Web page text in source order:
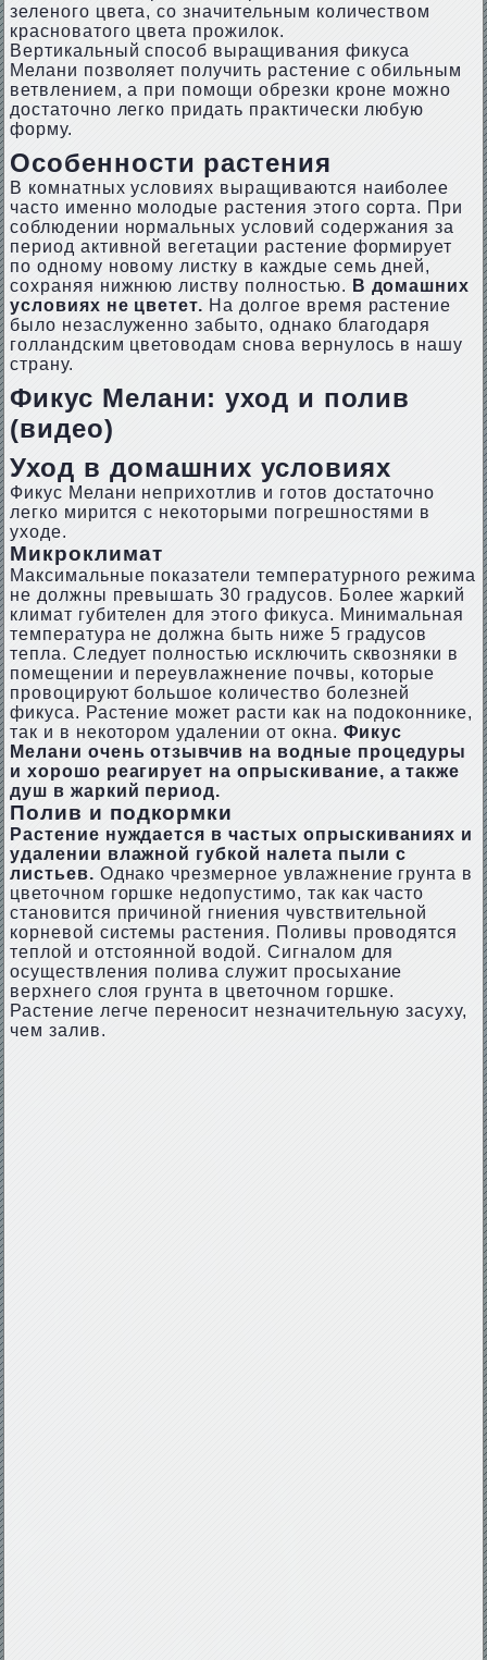
зеленого цвета, со значительным количеством
красноватого цвета прожилок.
Вертикальный способ выращивания фикуса
Мелани позволяет получить растение с обильным
ветвлением, а при помощи обрезки кроне можно
достаточно легко придать практически любую
форму.
Особенности растения
В комнатных условиях выращиваются наиболее
часто именно молодые растения этого сорта. При
соблюдении нормальных условий содержания за
период активной вегетации растение формирует
по одному новому листку в каждые семь дней,
сохраняя нижнюю листву полностью. В домашних
условиях не цветет. На долгое время растение
было незаслуженно забыто, однако благодаря
голландским цветоводам снова вернулось в нашу
страну.
Фикус Мелани: уход и полив
(видео)
Уход в домашних условиях
Фикус Мелани неприхотлив и готов достаточно
легко мирится с некоторыми погрешностями в
уходе.
Микроклимат
Максимальные показатели температурного режима
не должны превышать 30 градусов. Более жаркий
климат губителен для этого фикуса. Минимальная
температура не должна быть ниже 5 градусов
тепла. Следует полностью исключить сквозняки в
помещении и переувлажнение почвы, которые
провоцируют большое количество болезней
фикуса. Растение может расти как на подоконнике,
так и в некотором удалении от окна. Фикус
Мелани очень отзывчив на водные процедуры
и хорошо реагирует на опрыскивание, а также
душ в жаркий период.
Полив и подкормки
Растение нуждается в частых опрыскиваниях и
удалении влажной губкой налета пыли с
листьев. Однако чрезмерное увлажнение грунта в
цветочном горшке недопустимо, так как часто
становится причиной гниения чувствительной
корневой системы растения. Поливы проводятся
теплой и отстоянной водой. Сигналом для
осуществления полива служит просыхание
верхнего слоя грунта в цветочном горшке.
Растение легче переносит незначительную засуху,
чем залив.